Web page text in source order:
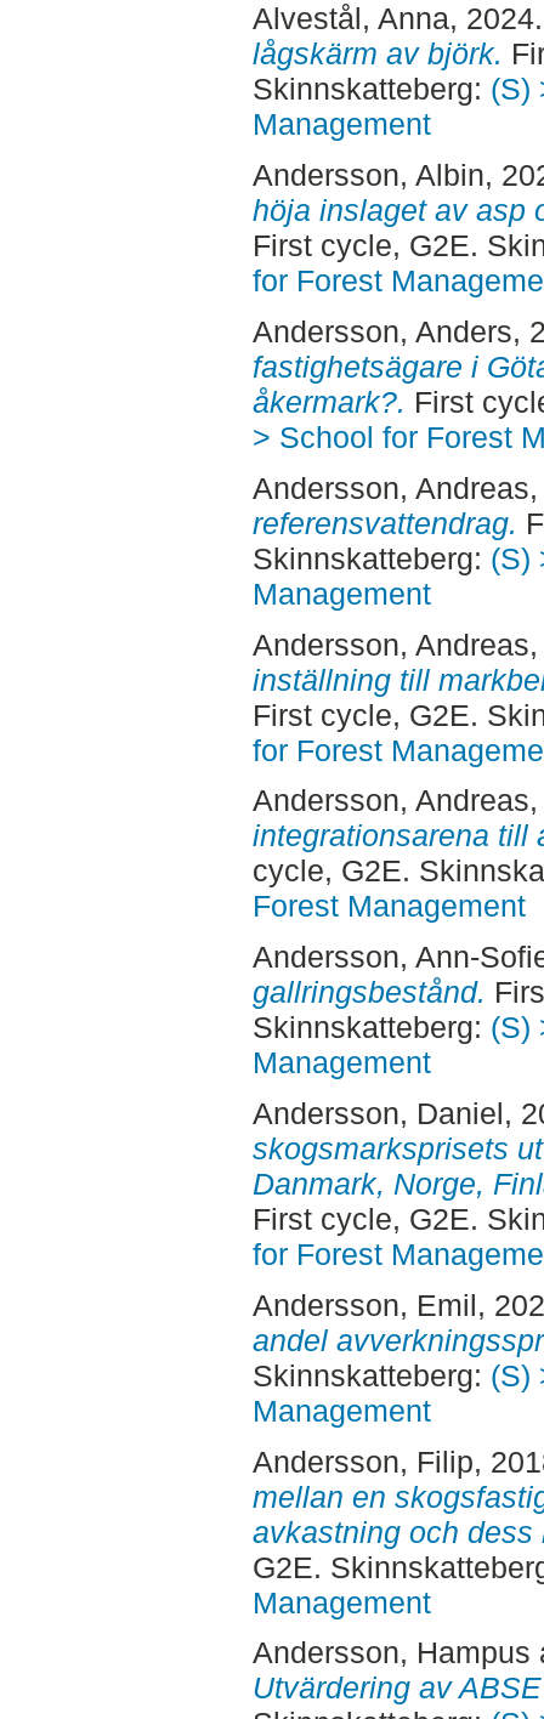
Alvestål, Anna,
lågskärm av björk.
Skinnskatteberg: (S)
Management
Andersson, Albin,
höja inslaget av asp
First cycle, G2E.
for Forest
Andersson, Anders,
fastighetsägare i
åkermark?. First
> School for Forest
Andersson, Andreas
referensvattendrag.
Skinnskatteberg: (S)
Management
Andersson, Andreas
inställning till
First cycle, G2E.
for Forest
Andersson, Andreas
integrationsarena till
cycle, G2E.
Forest Management
Andersson, Ann-
gallringsbestånd.
Skinnskatteberg: (S)
Management
Andersson, Daniel,
skogsmarksprisets
Danmark, Norge,
First cycle, G2E.
for Forest
Andersson, Emil,
andel
Skinnskatteberg: (S)
Management
Andersson, Filip,
mellan en
avkastning och dess
G2E.
Management
Andersson, Hampus
Utvärdering av